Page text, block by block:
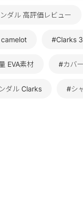
ダル 高評価レビュー
#Clarks
EVA素材 #カバ
ダル Clarks #シ